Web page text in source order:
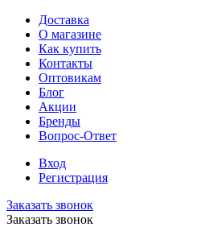
Доставка
О магазине
Как купить
Контакты
Оптовикам
Блог
Акции
Бренды
Вопрос-Ответ
Вход
Регистрация
Заказать звонок
Заказать звонок